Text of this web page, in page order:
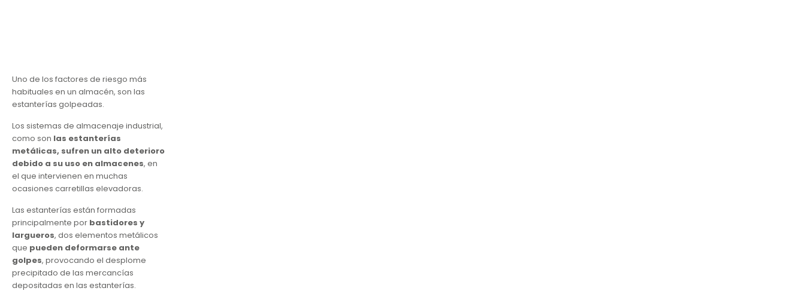
Uno de los factores de riesgo más
habituales en un almacén, son las
estanterías golpeadas.
Los sistemas de almacenaje industrial,
como son las estanterías
metálicas, sufren un alto deterioro
debido a su uso en almacenes, en
el que intervienen en muchas
ocasiones carretillas elevadoras.
Las estanterías están formadas
principalmente por bastidores y
largueros, dos elementos metálicos
que pueden deformarse ante
golpes, provocando el desplome
precipitado de las mercancías
depositadas en las estanterías.